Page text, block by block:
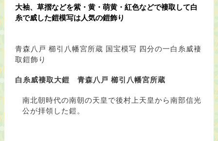
大袖、草摺などを紫・黄・萌黄・紅色などで褄取して白
糸で威した鎧模写は人気の鎧飾り
青森八戸 櫛引八幡宮所蔵 国宝模写 四分の一白糸威褄
取鎧飾り
白糸威褄取大鎧 青森八戸 櫛引八幡宮所蔵
南北朝時代の南朝の天皇で後村上天皇から南部信光
公が拝領した鎧。